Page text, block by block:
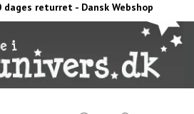
dages returret - Dansk Webshop